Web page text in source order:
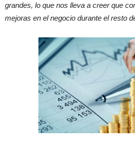
grandes, lo que nos lleva a creer que
mejoras en el negocio durante el resto